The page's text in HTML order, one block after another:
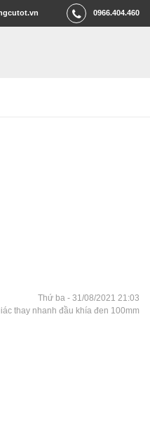
0966.404.460
Thứ ba - 31/08/2021 21:03
thay nhanh đầu khía đen 100mm